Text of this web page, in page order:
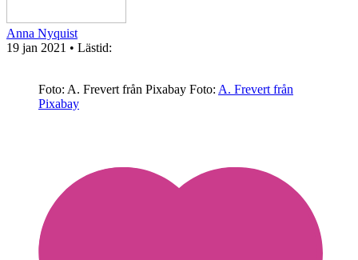
Anna Nyquist
19 jan 2021 • Lästid:
Foto: A. Frevert från Pixabay Foto: A. Frevert från
Pixabay